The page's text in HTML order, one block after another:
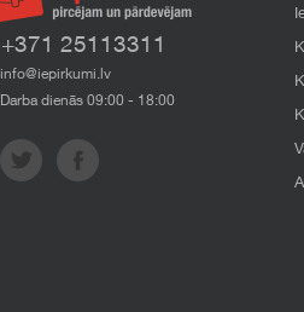
+371 25113311
info@iepirkumi.lv
Darba dienās 09:00 - 18:00